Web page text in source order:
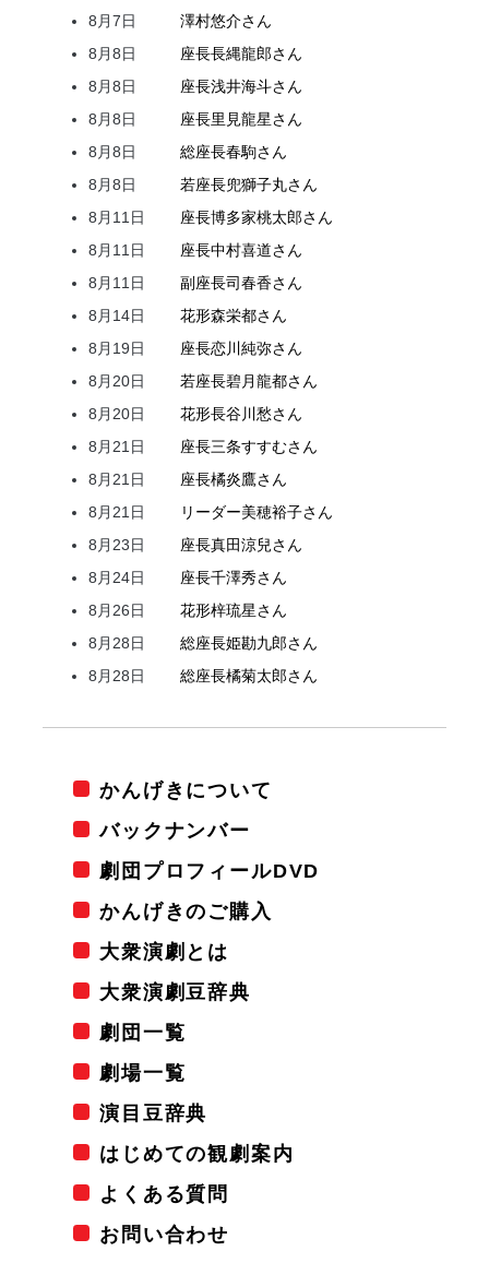
8月7日
澤村悠介さん
8月8日
座長長縄龍郎さん
8月8日
座長浅井海斗さん
8月8日
座長里見龍星さん
8月8日
総座長春駒さん
8月8日
若座長兜獅子丸さん
8月11日
座長博多家桃太郎さん
8月11日
座長中村喜道さん
8月11日
副座長司春香さん
8月14日
花形森栄都さん
8月19日
座長恋川純弥さん
8月20日
若座長碧月龍都さん
8月20日
花形長谷川愁さん
8月21日
座長三条すすむさん
8月21日
座長橘炎鷹さん
8月21日
リーダー美穂裕子さん
8月23日
座長真田涼兒さん
8月24日
座長千澤秀さん
8月26日
花形梓琉星さん
8月28日
総座長姫勘九郎さん
8月28日
総座長橘菊太郎さん
かんげきについて
バックナンバー
劇団プロフィールDVD
かんげきのご購入
大衆演劇とは
大衆演劇豆辞典
劇団一覧
劇場一覧
演目豆辞典
はじめての観劇案内
よくある質問
お問い合わせ